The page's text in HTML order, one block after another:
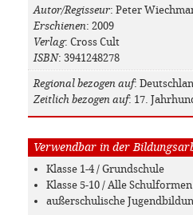
Autor/Regisseur: Peter
Erschienen: 2009
Verlag: Cross Cult
ISBN: 3941248278
Regional bezogen auf:
Zeitlich bezogen auf: 17.
Verwendbar in der
Klasse 1-4 / Grundschule
Klasse 5-10 / Alle Schulformen
außerschulische